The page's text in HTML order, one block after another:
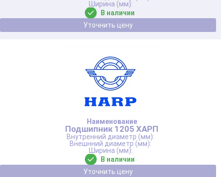
В наличии
Уточнить цену
Подшипник 1205 ХАРП
В наличии
Уточнить цену